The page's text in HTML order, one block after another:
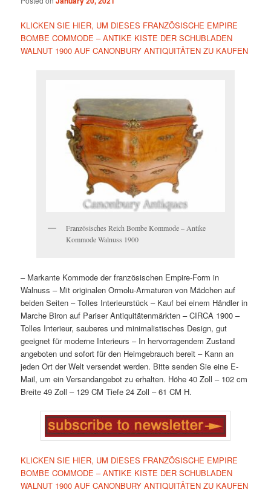
KLICKEN SIE HIER, UM DIESES FRANZÖSISCHE EMPIRE
BOMBE COMMODE – ANTIKE KISTE DER SCHUBLADEN
WALNUT 1900 AUF CANONBURY ANTIQUITÄTEN ZU KAUFEN
Französisches Reich Bombe Kommode – Antike
Kommode Walnuss 1900
– Markante Kommode der französischen Empire-Form in
Walnuss – Mit originalen Ormolu-Armaturen von Mädchen auf
beiden Seiten – Tolles Interieurstück – Kauf bei einem Händler in
Marche Biron auf Pariser Antiquitätenmärkten – CIRCA 1900 –
Tolles Interieur, sauberes und minimalistisches Design, gut
geeignet für moderne Interieurs – In hervorragendem Zustand
angeboten und sofort für den Heimgebrauch bereit – Kann an
jeden Ort der Welt versendet werden. Bitte senden Sie eine E-
Mail, um ein Versandangebot zu erhalten. Höhe 40 Zoll – 102 cm
Breite 49 Zoll – 129 CM Tiefe 24 Zoll – 61 CM H.
KLICKEN SIE HIER, UM DIESES FRANZÖSISCHE EMPIRE
BOMBE COMMODE – ANTIKE KISTE DER SCHUBLADEN
WALNUT 1900 AUF CANONBURY ANTIQUITÄTEN ZU KAUFEN